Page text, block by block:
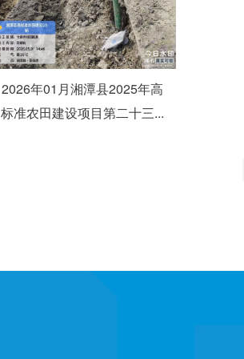
2026年01月湘潭县2025年高
标准农田建设项目第二十三...